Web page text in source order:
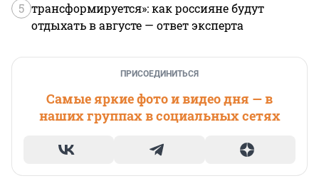
5 трансформируется»: как россияне будут
отдыхать в августе — ответ эксперта
ПРИСОЕДИНИТЬСЯ
Самые яркие фото и видео дня — в
наших группах в социальных сетях